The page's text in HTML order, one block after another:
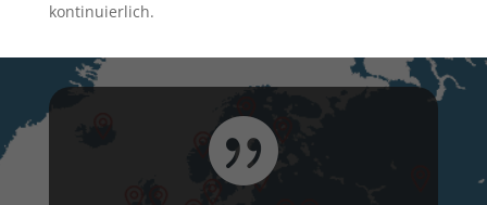
kontinuierlich.
